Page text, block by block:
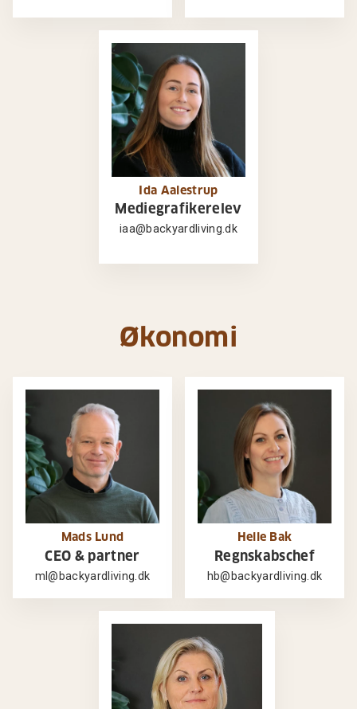
Ida Aalestrup
Mediegrafikerelev
iaa@backyardliving.dk
Økonomi
Mads Lund
CEO & partner
ml@backyardliving.dk
Helle Bak
Regnskabschef
hb@backyardliving.dk